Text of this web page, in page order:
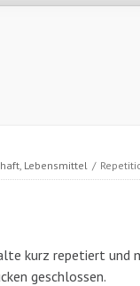
Lebensmittel /
kurz repetiert
geschlossen.